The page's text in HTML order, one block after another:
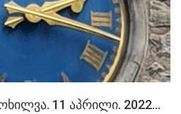
11 აპრილი. 2022...